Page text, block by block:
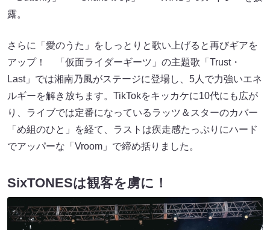
露。
さらに「愛のうた」をしっとりと歌い上げると再びギアを
アップ！ 「仮面ライダーギーツ」の主題歌「Trust・
Last」では湘南乃風がステージに登場し、5人で力強いエネ
ルギーを解き放ちます。TikTokをキッカケに10代にも広が
り、ライブでは定番になっているラッツ＆スターのカバー
「め組のひと」を経て、ラストは疾走感たっぷりにハード
でアッパーな「Vroom」で締め括りました。
SixTONESは観客を虜に！